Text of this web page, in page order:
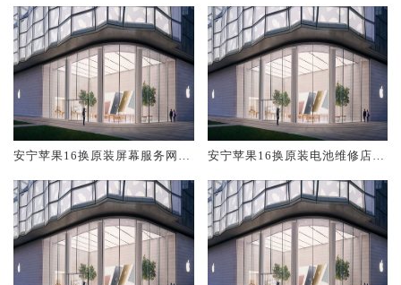
安宁苹果16换原装屏幕服务网点
安宁苹果16换原装电池维修店大